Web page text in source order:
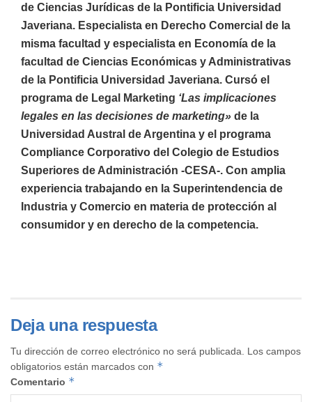
de Ciencias Jurídicas de la Pontificia Universidad
Javeriana. Especialista en Derecho Comercial de la
misma facultad y especialista en Economía de la
facultad de Ciencias Económicas y Administrativas
de la Pontificia Universidad Javeriana. Cursó el
programa de Legal Marketing ‘Las implicaciones
legales en las decisiones de marketing» de la
Universidad Austral de Argentina y el programa
Compliance Corporativo del Colegio de Estudios
Superiores de Administración -CESA-. Con amplia
experiencia trabajando en la Superintendencia de
Industria y Comercio en materia de protección al
consumidor y en derecho de la competencia.
Deja una respuesta
Tu dirección de correo electrónico no será publicada.
Los campos
obligatorios están marcados con *
Comentario *